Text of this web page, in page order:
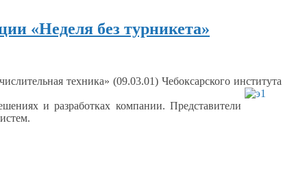
«Неделя без турникета»
техника» (09.03.01) Чебоксарского института
и разработках компании. Представители